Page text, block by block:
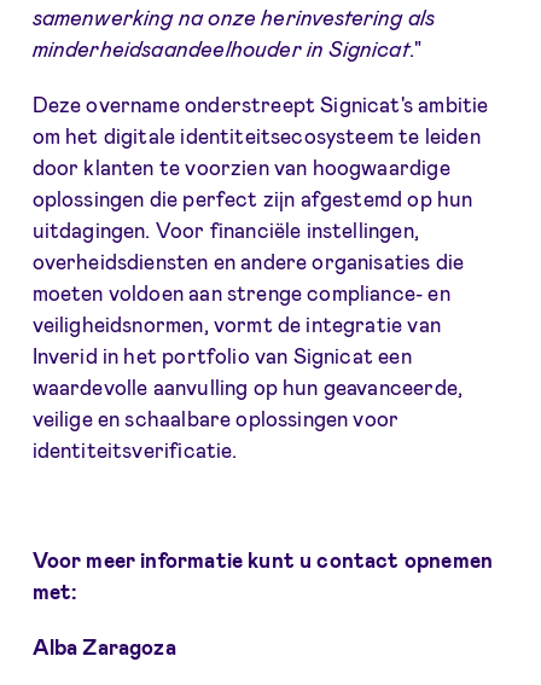
samenwerking na onze herinvestering als
minderheidsaandeelhouder in Signicat."
Deze overname onderstreept Signicat's ambitie
om het digitale identiteitsecosysteem te leiden
door klanten te voorzien van hoogwaardige
oplossingen die perfect zijn afgestemd op hun
uitdagingen. Voor financiële instellingen,
overheidsdiensten en andere organisaties die
moeten voldoen aan strenge compliance- en
veiligheidsnormen, vormt de integratie van
Inverid in het portfolio van Signicat een
waardevolle aanvulling op hun geavanceerde,
veilige en schaalbare oplossingen voor
identiteitsverificatie.
Voor meer informatie kunt u contact opnemen
met:
Alba Zaragoza